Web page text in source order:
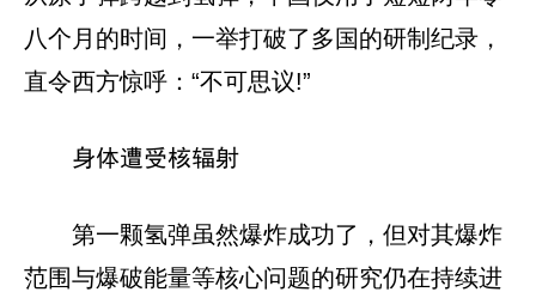
八个月的时间，一举打破了多国的研制纪录，
直令西方惊呼：“不可思议!”
身体遭受核辐射
第一颗氢弹虽然爆炸成功了，但对其爆炸
范围与爆破能量等核心问题的研究仍在持续进